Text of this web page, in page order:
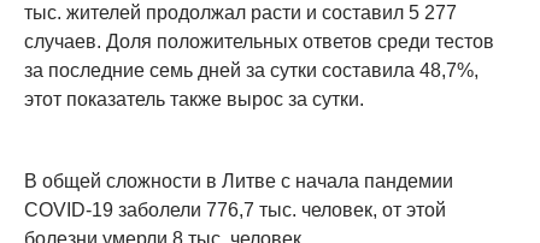
тыс. жителей продолжал расти и составил 5 277
случаев. Доля положительных ответов среди тестов
за последние семь дней за сутки составила 48,7%,
этот показатель также вырос за сутки.
В общей сложности в Литве с начала пандемии
COVID-19 заболели 776,7 тыс. человек, от этой
болезни умерли 8 тыс. человек.